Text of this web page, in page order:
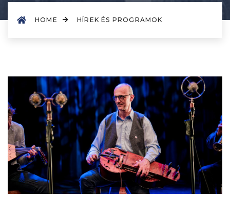
HOME HÍREK ÉS PROGRAMOK